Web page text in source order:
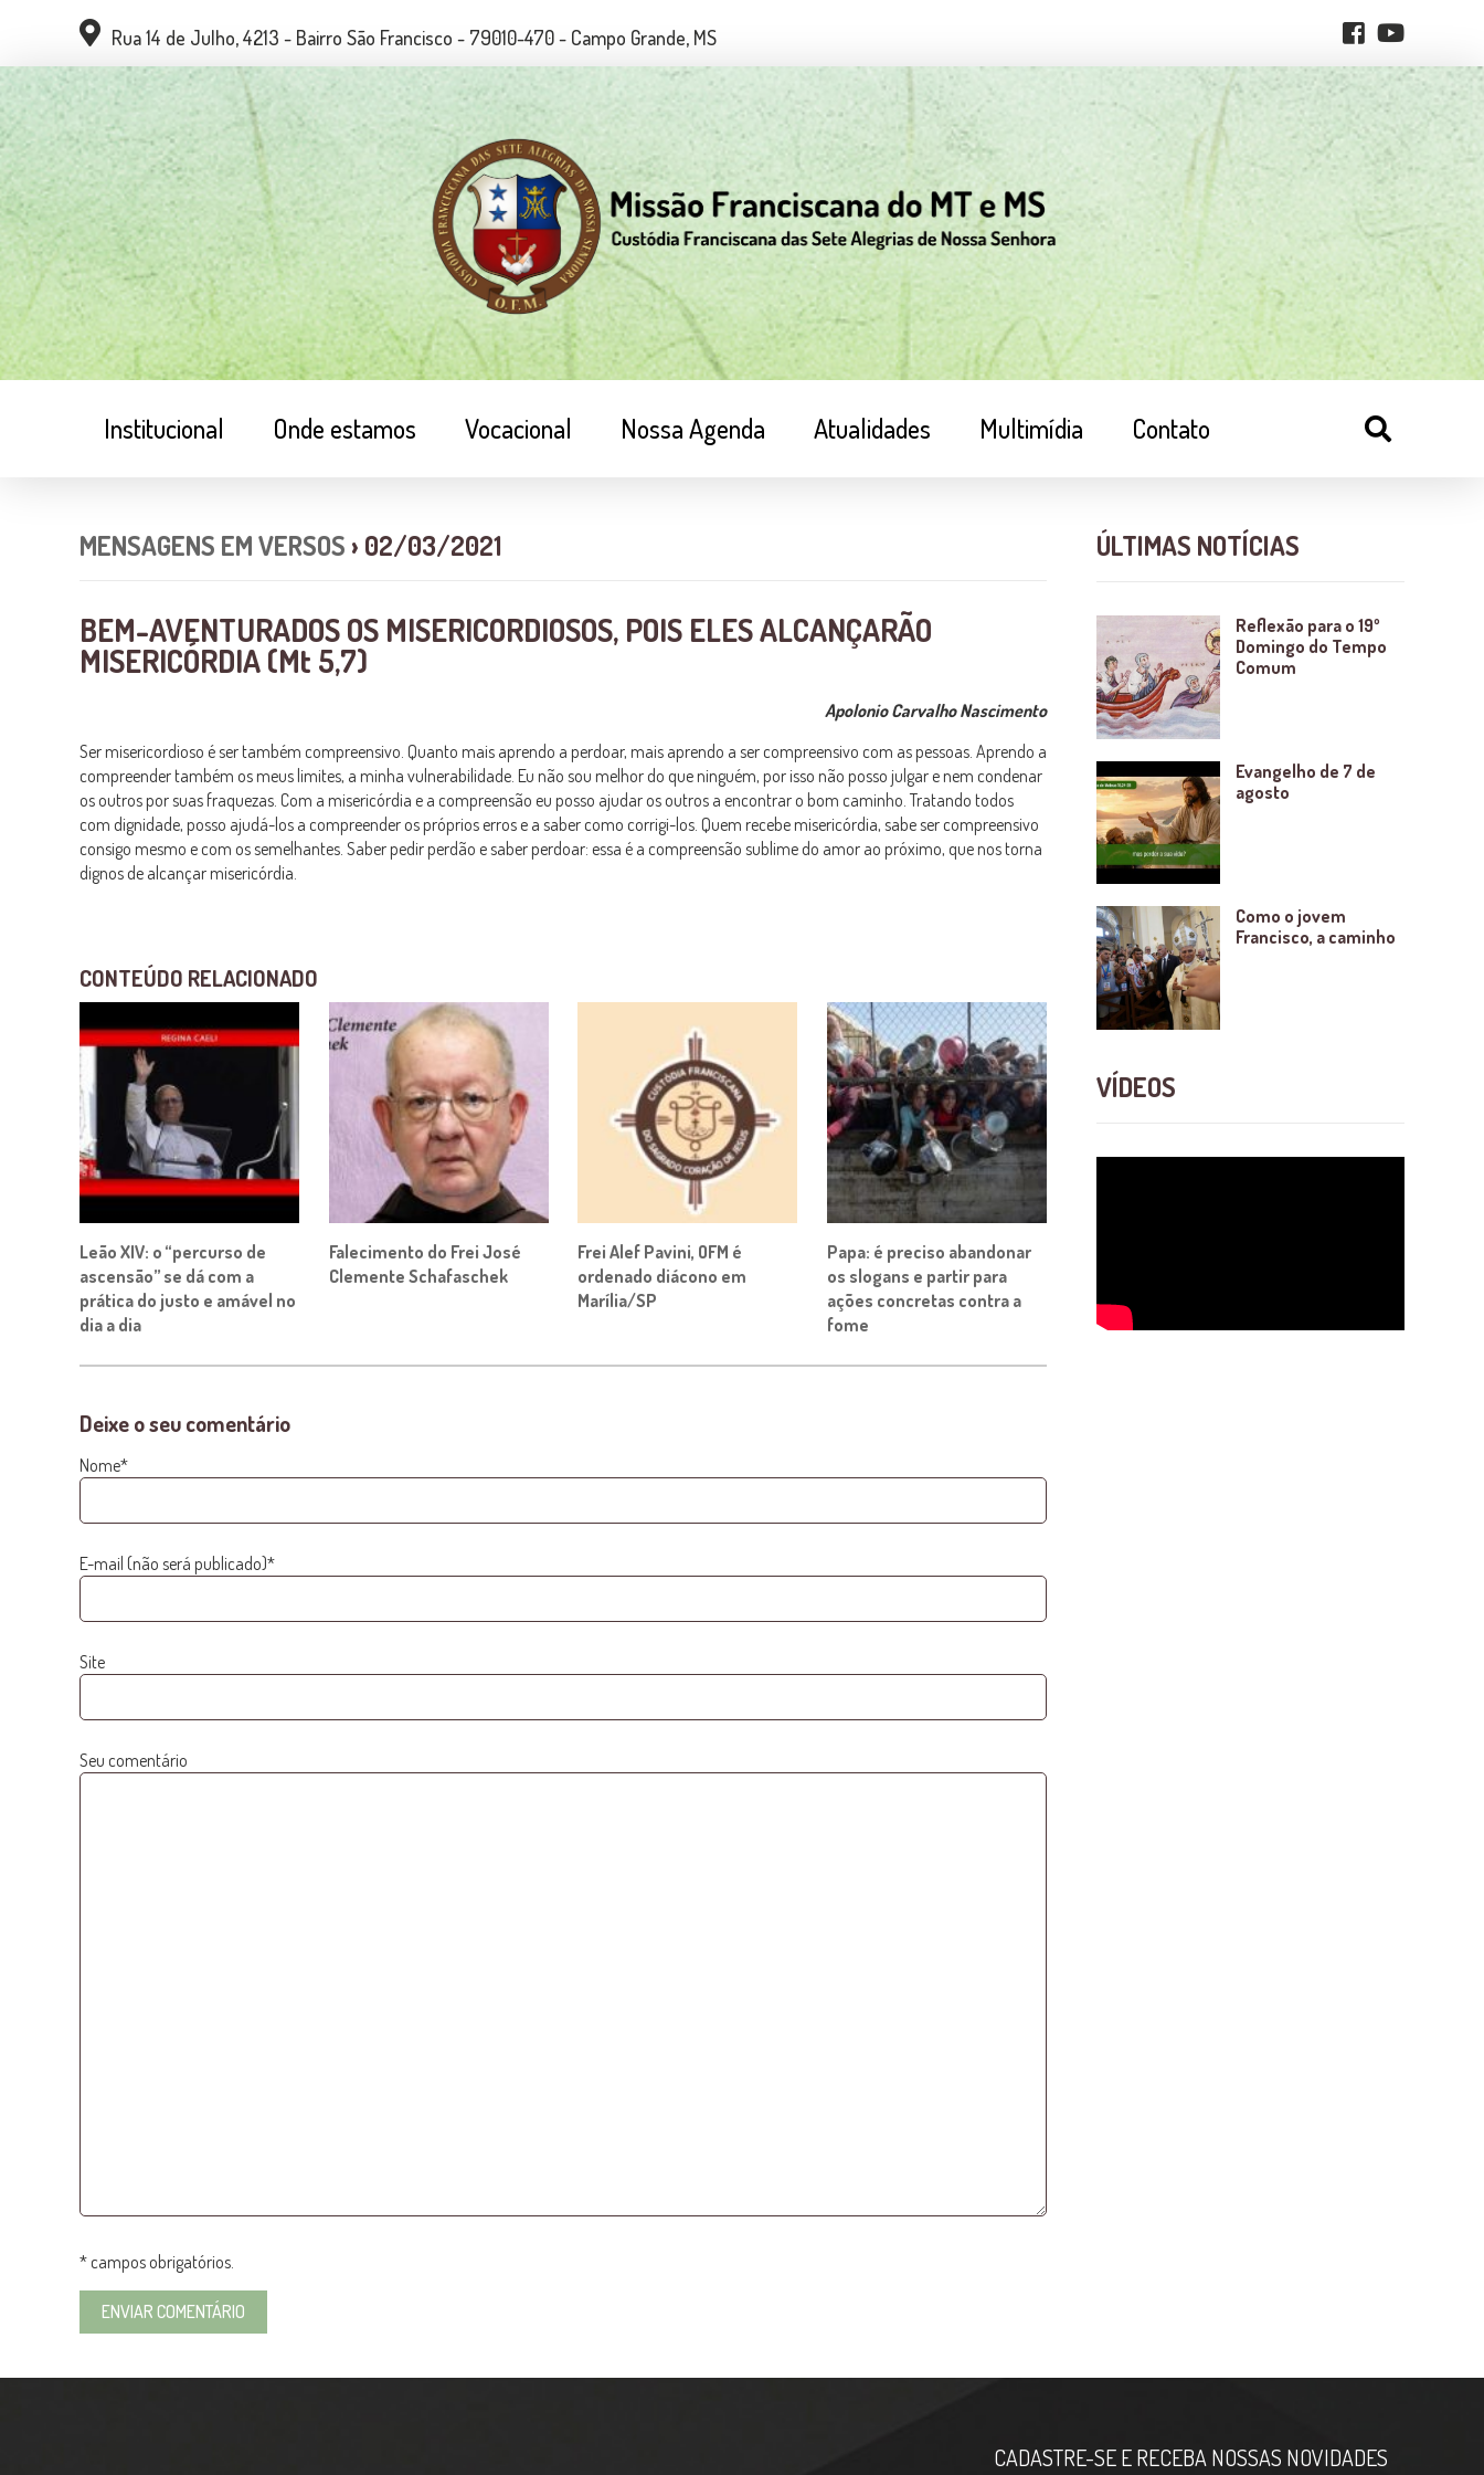
Rua 14 de Julho, 4213 - Bairro São Francisco - 79010-470 - Campo Grande, MS
Institucional Onde estamos Vocacional Nossa Agenda Atualidades Multimídia Contato
MENSAGENS EM VERSOS › 02/03/2021
BEM-AVENTURADOS OS MISERICORDIOSOS, POIS ELES ALCANÇARÃO
MISERICÓRDIA (Mt 5,7)
Apolonio Carvalho Nascimento
Ser misericordioso é ser também compreensivo. Quanto mais aprendo a perdoar, mais aprendo a ser compreensivo com as pessoas. Aprendo a
compreender também os meus limites, a minha vulnerabilidade. Eu não sou melhor do que ninguém, por isso não posso julgar e nem condenar
os outros por suas fraquezas. Com a misericórdia e a compreensão eu posso ajudar os outros a encontrar o bom caminho. Tratando todos
com dignidade, posso ajudá-los a compreender os próprios erros e a saber como corrigi-los. Quem recebe misericórdia, sabe ser compreensivo
consigo mesmo e com os semelhantes. Saber pedir perdão e saber perdoar: essa é a compreensão sublime do amor ao próximo, que nos torna
dignos de alcançar misericórdia.
CONTEÚDO RELACIONADO
Leão XIV: o “percurso de
ascensão” se dá com a
prática do justo e amável no
dia a dia
Falecimento do Frei José
Clemente Schafaschek
Frei Alef Pavini, OFM é
ordenado diácono em
Marília/SP
Papa: é preciso abandonar
os slogans e partir para
ações concretas contra a
fome
Deixe o seu comentário
Nome*
E-mail (não será publicado)*
Site
Seu comentário
* campos obrigatórios.
ÚLTIMAS NOTÍCIAS
Reflexão para o 19º
Domingo do Tempo
Comum
Evangelho de 7 de
agosto
Como o jovem
Francisco, a caminho
VÍDEOS
CADASTRE-SE E RECEBA NOSSAS NOVIDADES